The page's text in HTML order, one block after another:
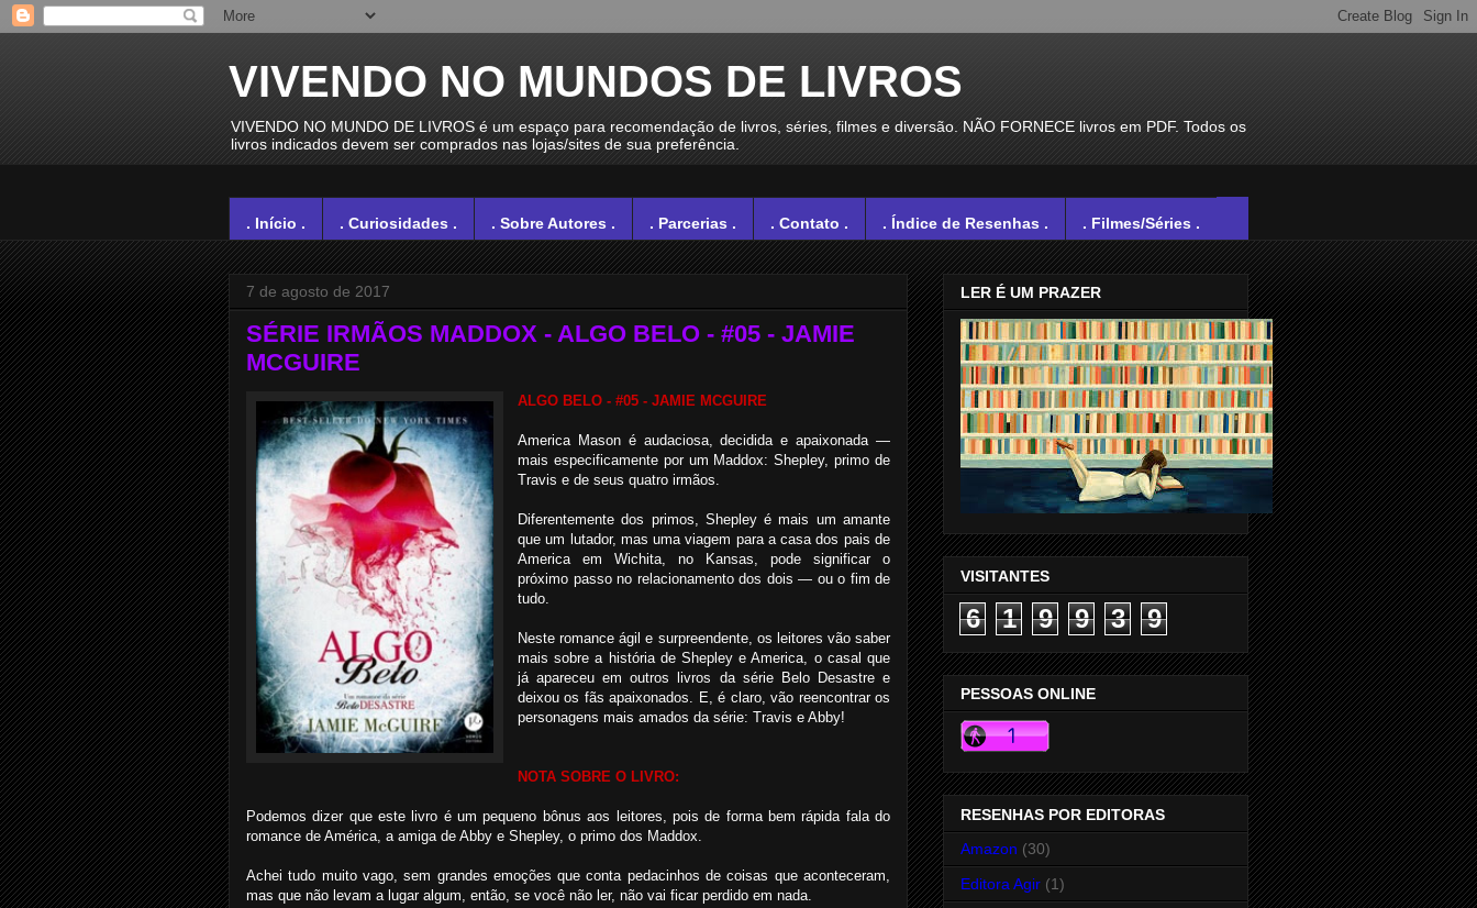
VIVENDO NO MUNDOS DE LIVROS
VIVENDO NO MUNDO DE LIVROS é um espaço para recomendação de livros, séries, filmes e diversão. NÃO FORNECE livros em PDF. Todos os
livros indicados devem ser comprados nas lojas/sites de sua preferência.
. Início . . Curiosidades . . Sobre Autores . . Parcerias . . Contato . . Índice de Resenhas . . Filmes/Séries .
7 de agosto de 2017
SÉRIE IRMÃOS MADDOX - ALGO BELO - #05 - JAMIE
MCGUIRE
ALGO BELO - #05 - JAMIE MCGUIRE
America Mason é audaciosa, decidida e apaixonada —
mais especificamente por um Maddox: Shepley, primo de
Travis e de seus quatro irmãos.
Diferentemente dos primos, Shepley é mais um amante
que um lutador, mas uma viagem para a casa dos pais de
America em Wichita, no Kansas, pode significar o
próximo passo no relacionamento dos dois — ou o fim de
tudo.
Neste romance ágil e surpreendente, os leitores vão saber
mais sobre a história de Shepley e America, o casal que
já apareceu em outros livros da série Belo Desastre e
deixou os fãs apaixonados. E, é claro, vão reencontrar os
personagens mais amados da série: Travis e Abby!
NOTA SOBRE O LIVRO:
Podemos dizer que este livro é um pequeno bônus aos leitores, pois de forma bem rápida fala do
romance de América, a amiga de Abby e Shepley, o primo dos Maddox.
Achei tudo muito vago, sem grandes emoções que conta pedacinhos de coisas que aconteceram,
mas que não levam a lugar algum, então, se você não ler, não vai ficar perdido em nada.
LER É UM PRAZER
VISITANTES
6 1 9 9 3 9
PESSOAS ONLINE
RESENHAS POR EDITORAS
Amazon (30)
Editora Agir (1)